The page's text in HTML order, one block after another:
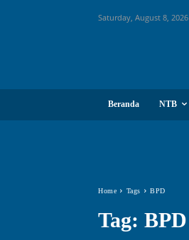
Saturday, August 8, 2026
Beranda NTB
Home Tags BPD
Tag: BPD